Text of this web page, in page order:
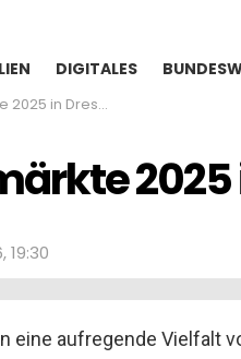
DIGITALES
in Dresden
19:30
eine aufregende Vielfalt